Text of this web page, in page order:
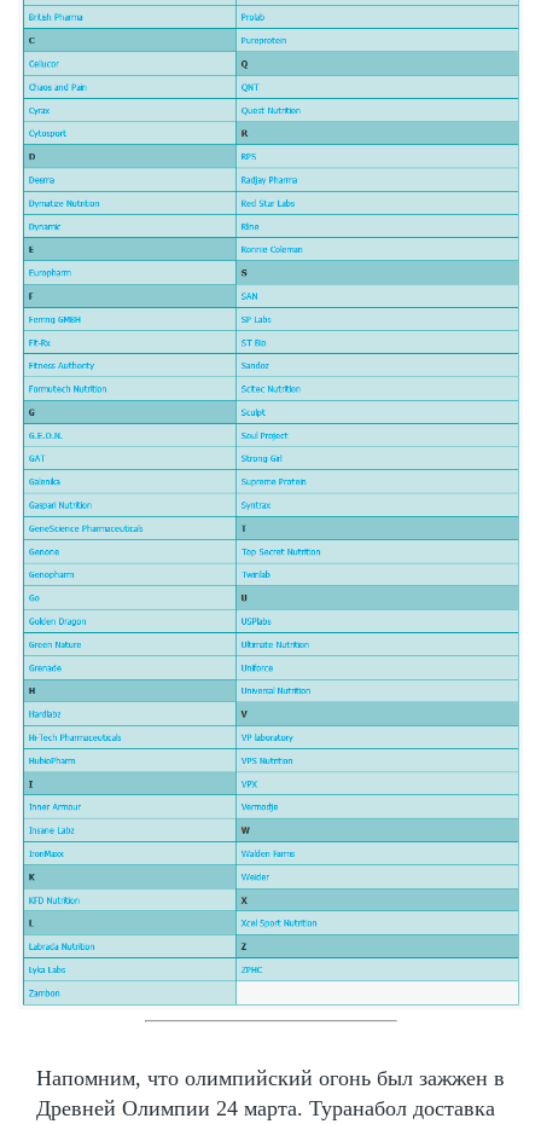
Напомним, что олимпийский огонь был зажжен в
Древней Олимпии 24 марта. Туранабол доставка